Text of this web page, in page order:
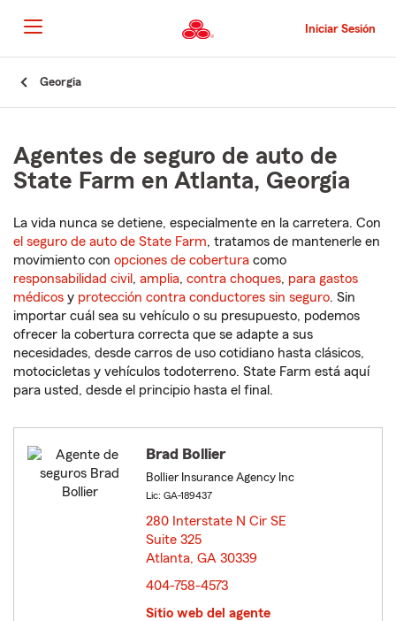
al
contenido
principal
Iniciar Sesión
Georgia
Agentes de seguro de auto de
State Farm en Atlanta, Georgia
La vida nunca se detiene, especialmente en la carretera. Con
el seguro de auto de State Farm, tratamos de mantenerle en
movimiento con opciones de cobertura como
responsabilidad civil , amplia, contra choques, para gastos
médicos y protección contra conductores sin seguro. Sin
importar cuál sea su vehículo o su presupuesto, podemos
ofrecer la cobertura correcta que se adapte a sus
necesidades, desde carros de uso cotidiano hasta clásicos,
motocicletas y vehículos todoterreno. State Farm está aquí
para usted, desde el principio hasta el final.
Brad Bollier
Bollier Insurance Agency Inc
Lic: GA-189437
280 Interstate N Cir SE
Suite 325
Atlanta, GA 30339
404-758-4573
Sitio web del agente